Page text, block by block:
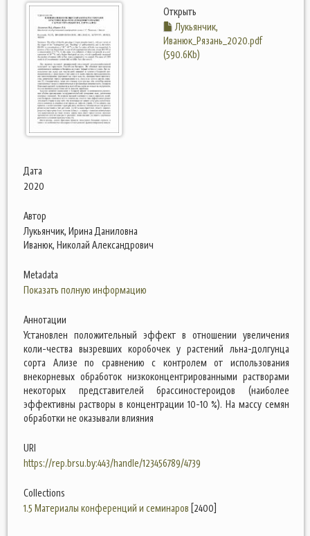
Открыть
Лукьянчик,
Иванюк_Рязань_2020.pdf
(590.6Kb)
Дата
2020
Автор
Лукьянчик, Ирина Даниловна
Иванюк, Николай Александрович
Metadata
Показать полную информацию
Аннотации
Установлен положительный эффект в отношении увеличения
коли-чества вызревших коробочек у растений льна-долгунца
сорта Ализе по сравнению с контролем от использования
внекорневых обработок низкоконцентрированными растворами
некоторых представителей брассиностероидов (наиболее
эффективны растворы в концентрации 10-10 %). На массу семян
обработки не оказывали влияния
URI
https://rep.brsu.by:443/handle/123456789/4739
Collections
1.5 Материалы конференций и семинаров [2400]